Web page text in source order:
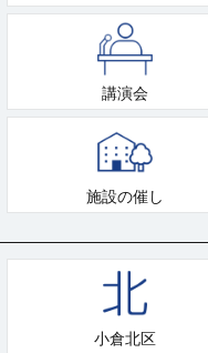
講演会
施設の催し
小倉北区